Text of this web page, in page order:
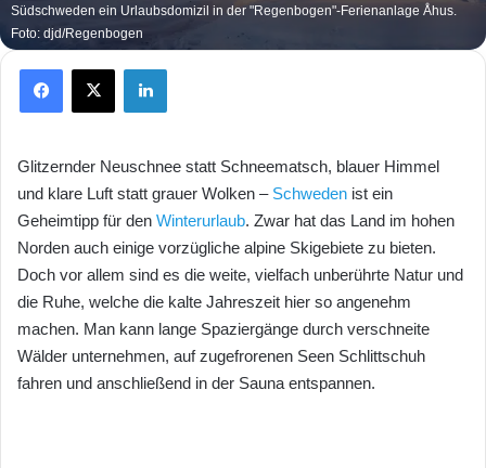
Südschweden ein Urlaubsdomizil in der "Regenbogen"-Ferienanlage Åhus.
Foto: djd/Regenbogen
X
Glitzernder Neuschnee statt Schneematsch, blauer Himmel
und klare Luft statt grauer Wolken – Schweden ist ein
Geheimtipp für den Winterurlaub. Zwar hat das Land im hohen
Norden auch einige vorzügliche alpine Skigebiete zu bieten.
Doch vor allem sind es die weite, vielfach unberührte Natur und
die Ruhe, welche die kalte Jahreszeit hier so angenehm
machen. Man kann lange Spaziergänge durch verschneite
Wälder unternehmen, auf zugefrorenen Seen Schlittschuh
fahren und anschließend in der Sauna entspannen.